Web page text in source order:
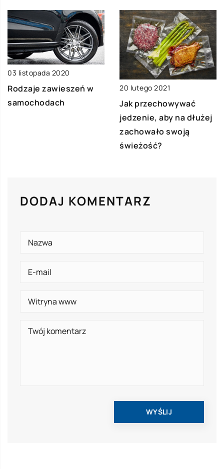
03 listopada 2020
Rodzaje zawieszeń w
samochodach
20 lutego 2021
Jak przechowywać
jedzenie, aby na dłużej
zachowało swoją
świeżość?
DODAJ KOMENTARZ